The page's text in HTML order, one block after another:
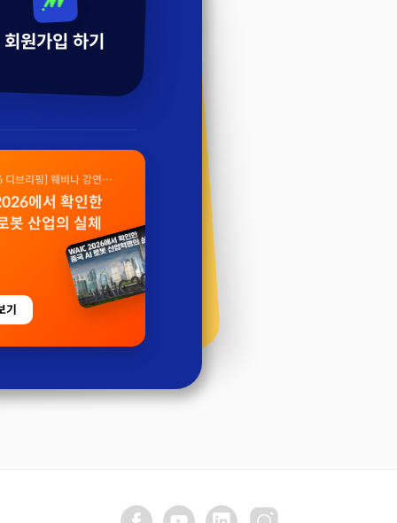
회원가입 하기
브리핑] 웨비나 강연
에서 확인한
봇 산업의 실체
기